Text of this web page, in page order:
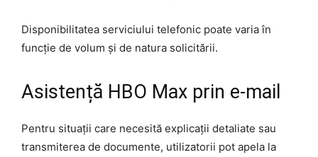
Disponibilitatea serviciului telefonic poate varia în
funcție de volum și de natura solicitării.
Asistență HBO Max prin e-mail
Pentru situații care necesită explicații detaliate sau
transmiterea de documente, utilizatorii pot apela la